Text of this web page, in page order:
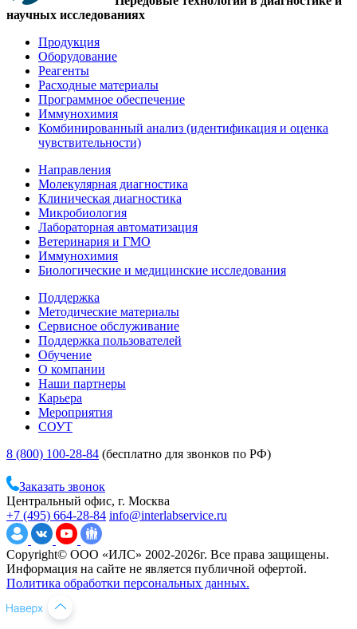
научных исследованиях
Продукция
Оборудование
Реагенты
Расходные материалы
Программное обеспечение
Иммунохимия
Комбинированный анализ (идентификация и оценка
чувствительности)
Направления
Молекулярная диагностика
Клиническая диагностика
Микробиология
Лабораторная автоматизация
Ветеринария и ГМО
Иммунохимия
Биологические и медицинские исследования
Поддержка
Методические материалы
Сервисное обслуживание
Поддержка пользователей
Обучение
О компании
Наши партнеры
Карьера
Мероприятия
СОУТ
8 (800) 100-28-84 (бесплатно для звонков по РФ)
Заказать звонок
Центральный офис, г. Москва
+7 (495) 664-28-84 info@interlabservice.ru
Copyright© ООО «ИЛС» 2002-2026г. Все права защищены.
Информация на сайте не является публичной офертой.
Политика обработки персональных данных.